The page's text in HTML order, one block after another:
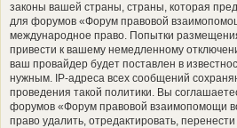
законы вашей страны, страны, которая
для форумов «Форум правовой
международное право. Попытки
привести к вашему немедленному
ваш провайдер будет поставлен в
нужным. IP-адреса всех сообщений
проведения такой политики. Вы
форумов «Форум правовой взаимопомощи
право удалить, отредактировать,